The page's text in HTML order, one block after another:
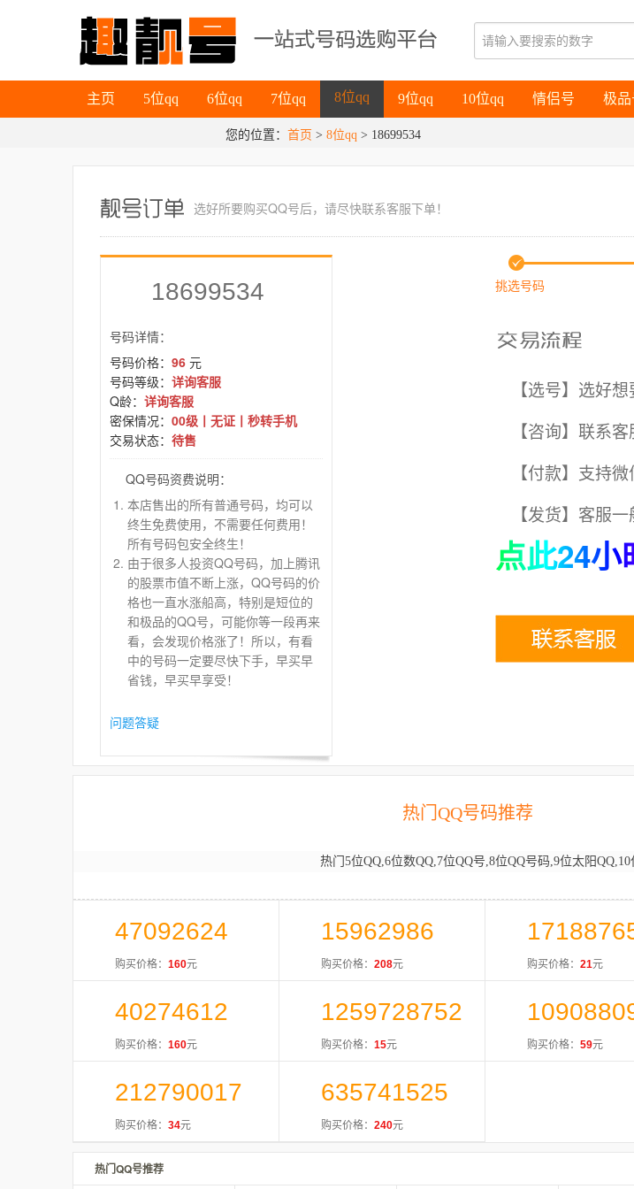
主页
主页
5位qq
5位qq
6位qq
6位qq
7位qq
8位qq
8位qq 9位qq 10位qq
10位qq
情侣号
情侣号
极品
极品
您的位置：首页 >8位qq > 18699534
选好所要购买QQ号后，请尽快联系客服下单！
18699534
号码详情：
号码价格： 96 元
号码等级： 详询客服
Q龄： 详询客服
密保情况： 00级丨无证丨秒转手机
交易状态： 待售
QQ号码资费说明：
本店售出的所有普通号码，均可以
终生免费使用，不需要任何费用！
所有号码包安全终生！
由于很多人投资QQ号码，加上腾讯
的股票市值不断上涨，QQ号码的价
格也一直水涨船高，特别是短位的
和极品的QQ号，可能你等一段再来
看，会发现价格涨了！所以，有看
中的号码一定要尽快下手，早买早
省钱，早买早享受！
问题答疑
挑选号码
【选号】选好
【咨询】联系
【付款】支持
【发货】客服
点此24
热门QQ号码推荐
热门5位QQ,6位数QQ,7位QQ号,8位QQ号码,9位太阳
47092624
购买价格： 160元
15962986
购买价格： 208元 购买价格： 21元
40274612
购买价格： 160元
1259728752
购买价格： 15元 购买价格： 59元
212790017
购买价格： 34元
635741525
购买价格： 240元
热门QQ号推荐